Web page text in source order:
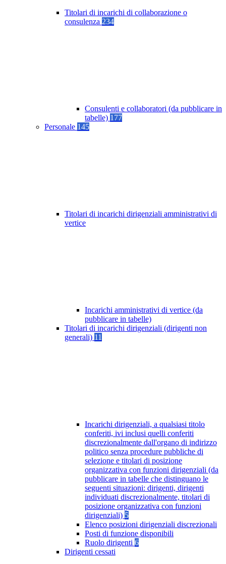
Titolari di incarichi di collaborazione o
consulenza 234
Consulenti e collaboratori (da pubblicare in
tabelle) 177
Personale 145
Titolari di incarichi dirigenziali amministrativi di
vertice
Incarichi amministrativi di vertice (da
pubblicare in tabelle)
Titolari di incarichi dirigenziali (dirigenti non
generali) 11
Incarichi dirigenziali, a qualsiasi titolo
conferiti, ivi inclusi quelli conferiti
discrezionalmente dall'organo di indirizzo
politico senza procedure pubbliche di
selezione e titolari di posizione
organizzativa con funzioni dirigenziali (da
pubblicare in tabelle che distinguano le
seguenti situazioni: dirigenti, dirigenti
individuati discrezionalmente, titolari di
posizione organizzativa con funzioni
dirigenziali) 5
Elenco posizioni dirigenziali discrezionali
Posti di funzione disponibili
Ruolo dirigenti 6
Dirigenti cessati